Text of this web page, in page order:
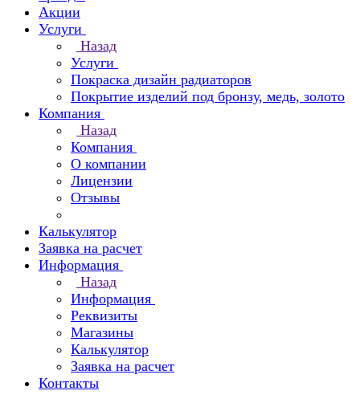
Акции
Услуги
Назад
Услуги
Покраска дизайн радиаторов
Покрытие изделий под бронзу, медь, золото
Компания
Назад
Компания
О компании
Лицензии
Отзывы
Калькулятор
Заявка на расчет
Информация
Назад
Информация
Реквизиты
Магазины
Калькулятор
Заявка на расчет
Контакты